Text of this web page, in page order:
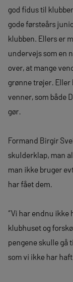
god fidus til
gode førsteårs
klubben. Ellers er
undervejs som en
over, at mange
grønne trøjer. Eller
venner, som både
gør.
Formand Birgir
skulderklap, man
man ikke bruger
har fået dem.
“Vi har endnu
klubhuset og
pengene skulle
som vi ikke har